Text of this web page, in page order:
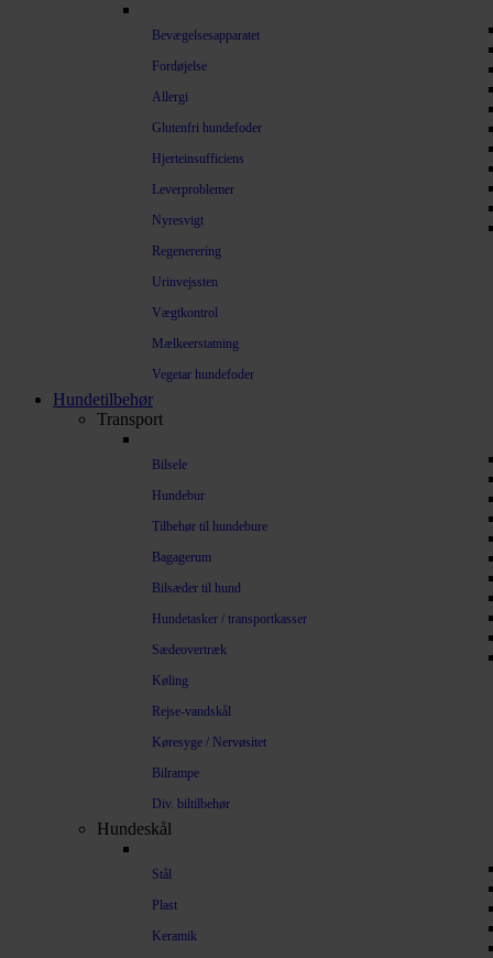
Bevægelsesapparatet
Fordøjelse
Allergi
Glutenfri hundefoder
Hjerteinsufficiens
Leverproblemer
Nyresvigt
Regenerering
Urinvejssten
Vægtkontrol
Mælkeerstatning
Vegetar hundefoder
Hundetilbehør
Transport
Bilsele
Hundebur
Tilbehør til hundebure
Bagagerum
Bilsæder til hund
Hundetasker / transportkasser
Sædeovertræk
Køling
Rejse-vandskål
Køresyge / Nervøsitet
Bilrampe
Div. biltilbehør
Hundeskål
Stål
Plast
Keramik